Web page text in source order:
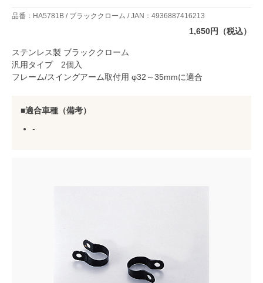
品番：HA5781B / ブラッククローム / JAN：4936887416213
1,650円（税込）
ステンレス製 ブラッククローム
汎用タイプ 2個入
フレーム/スイングアーム取付用 φ32～35mmに適合
適合車種（備考）
-